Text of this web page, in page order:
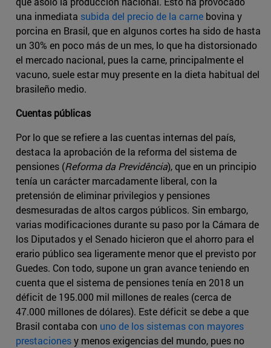
una inmediata subida del precio de la carne bovina y
porcina en Brasil, que en algunos cortes ha sido de hasta
un 30% en poco más de un mes, lo que ha distorsionado
el mercado nacional, pues la carne, principalmente el
vacuno, suele estar muy presente en la dieta habitual del
brasileño medio.
Cuentas públicas
Por lo que se refiere a las cuentas internas del país,
destaca la aprobación de la reforma del sistema de
pensiones (Reforma da Previdência), que en un principio
tenía un carácter marcadamente liberal, con la
pretensión de eliminar privilegios y pensiones
desmesuradas de altos cargos públicos. Sin embargo,
varias modificaciones durante su paso por la Cámara de
los Diputados y el Senado hicieron que el ahorro para el
erario público sea ligeramente menor que el previsto por
Guedes. Con todo, supone un gran avance teniendo en
cuenta que el sistema de pensiones tenía en 2018 un
déficit de 195.000 mil millones de reales (cerca de
47.000 millones de dólares). Este déficit se debe a que
Brasil contaba con uno de los sistemas con mayores
prestacionesy menos exigencias del mundo, pues no